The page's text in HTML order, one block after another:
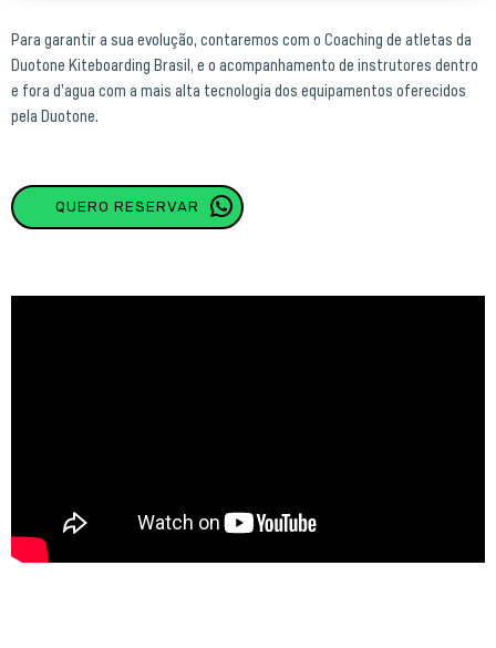
Para garantir a sua evolução, contaremos com o Coaching de atletas da
Duotone Kiteboarding Brasil, e o acompanhamento de instrutores dentro
e fora d’agua com a mais alta tecnologia dos equipamentos oferecidos
pela Duotone.
QUERO RESERVAR